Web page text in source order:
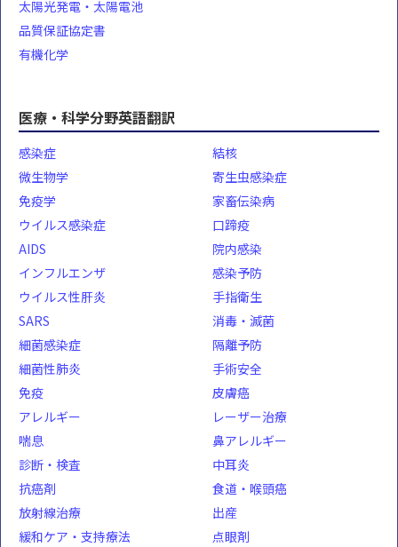
太陽光発電・太陽電池
品質保証協定書
有機化学
医療・科学分野英語翻訳
感染症
微生物学
免疫学
ウイルス感染症
AIDS
インフルエンザ
ウイルス性肝炎
SARS
細菌感染症
細菌性肺炎
結核
寄生虫感染症
家畜伝染病
口蹄疫
院内感染
感染予防
手指衛生
消毒・滅菌
隔離予防
手術安全
免疫
アレルギー
喘息
診断・検査
抗癌剤
放射線治療
緩和ケア・支持療法
皮膚癌
レーザー治療
鼻アレルギー
中耳炎
食道・喉頭癌
出産
点眼剤